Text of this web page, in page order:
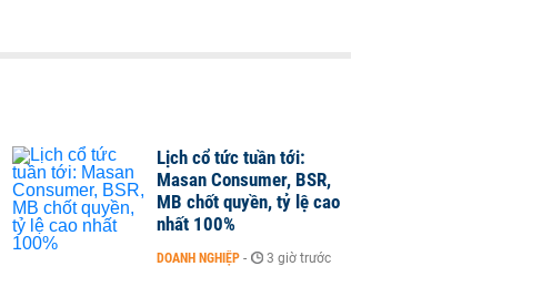
Lịch cổ tức tuần tới:
Masan Consumer, BSR,
MB chốt quyền, tỷ lệ cao
nhất 100%
DOANH NGHIỆP - 3 giờ trước